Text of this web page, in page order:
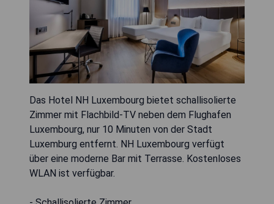
Das Hotel NH Luxembourg bietet schallisolierte
Zimmer mit Flachbild-TV neben dem Flughafen
Luxembourg, nur 10 Minuten von der Stadt
Luxemburg entfernt. NH Luxembourg verfügt
über eine moderne Bar mit Terrasse. Kostenloses
WLAN ist verfügbar.